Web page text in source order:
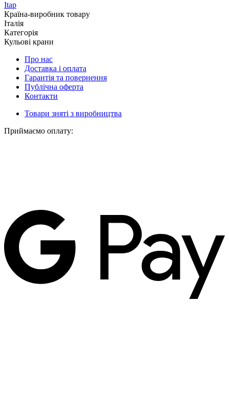
Itap
Країна-виробник товару
Італія
Категорія
Кульові крани
Про нас
Доставка і оплата
Гарантія та повернення
Публічна оферта
Контакти
Товари зняті з виробництва
Приймаємо оплату: